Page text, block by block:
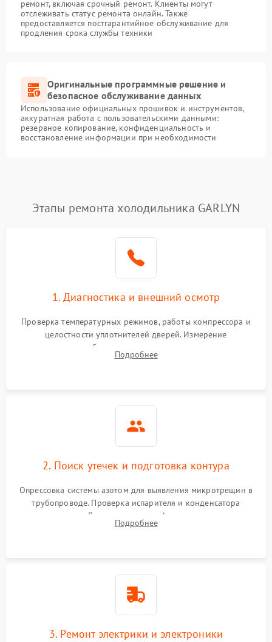
ремонт, включая срочный ремонт. Клиенты могут
отслеживать статус ремонта онлайн. Также
предоставляется постгарантийное обслуживание для
продления срока службы техники
Оригинальные программные решение и
безопасное обслуживание данных
Использование официальных прошивок и инструментов,
аккуратная работа с пользовательскими данными:
резервное копирование, конфиденциальность и
восстановление информации при необходимости
Этапы ремонта холодильника GARLYN
1. Диагностика и внешний осмотр
Проверка температурных режимов, работы компрессора и
целостности уплотнителей дверей. Измерение
сопротивления обмоток мотора, проверка термостата и
считывание кодов ошибок с электронного дисплея.
Подробнее
2. Поиск утечек и подготовка контура
Опрессовка системы азотом для выявления микротрещин в
трубопроводе. Проверка испарителя и конденсатора
течеискателем. Демонтаж старого фильтра-осушителя и
продувка капиллярной трубки для устранения засоров.
Подробнее
3. Ремонт электрики и электроники